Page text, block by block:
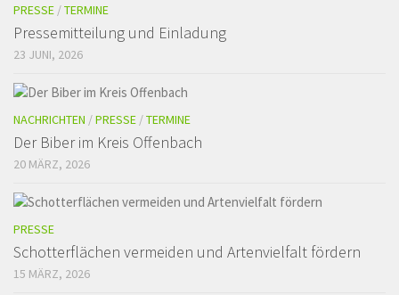
PRESSE /TERMINE
Pressemitteilung und Einladung
23 JUNI, 2026
NACHRICHTEN /PRESSE /TERMINE
Der Biber im Kreis Offenbach
20 MÄRZ, 2026
PRESSE
Schotterflächen vermeiden und Artenvielfalt fördern
15 MÄRZ, 2026